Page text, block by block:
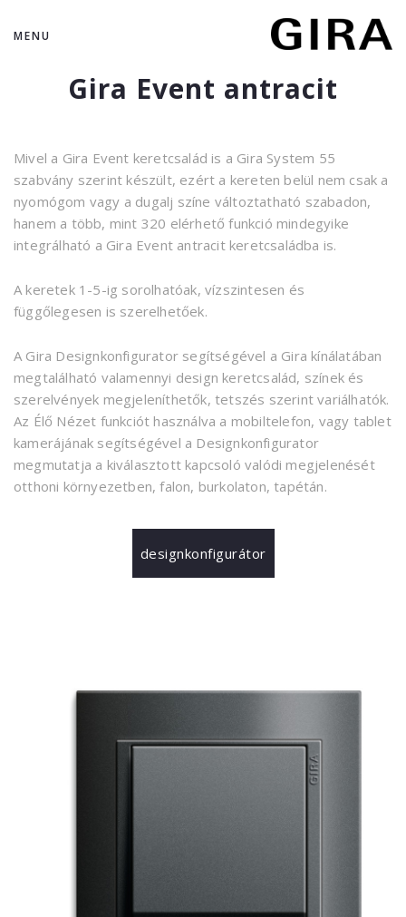
MENU
Gira Event antracit
Mivel a Gira Event keretcsalád is a Gira System 55
szabvány szerint készült, ezért a kereten belül nem csak a
nyomógom vagy a dugalj színe változtatható szabadon,
hanem a több, mint 320 elérhető funkció mindegyike
integrálható a Gira Event antracit keretcsaládba is.
A keretek 1-5-ig sorolhatóak, vízszintesen és
függőlegesen is szerelhetőek.
A Gira Designkonfigurator segítségével a Gira kínálatában
megtalálható valamennyi design keretcsalád, színek és
szerelvények megjeleníthetők, tetszés szerint variálhatók.
Az Élő Nézet funkciót használva a mobiltelefon, vagy tablet
kamerájának segítségével a Designkonfigurator
megmutatja a kiválasztott kapcsoló valódi megjelenését
otthoni környezetben, falon, burkolaton, tapétán.
designkonfigurátor